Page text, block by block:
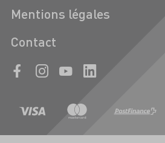
Mentions légales
Contact